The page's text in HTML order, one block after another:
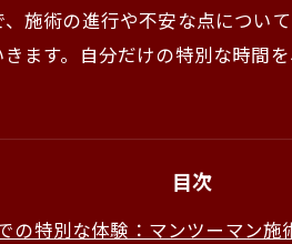
施術の進行や不安な点につい
ます。自分だけの特別な時間
目次
の特別な体験：マンツーマン施